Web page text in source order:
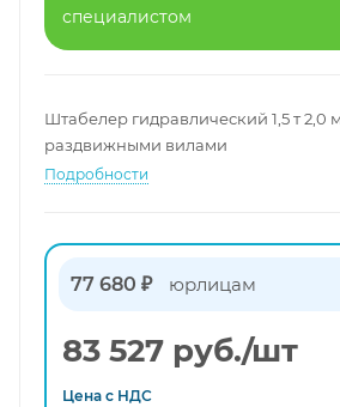
специалистом
Штабелер гидравлический 1,5 т 2,0
раздвижными вилами
Подробности
77 680 ₽ юрлицам
83 527 руб./шт
Цена с НДС